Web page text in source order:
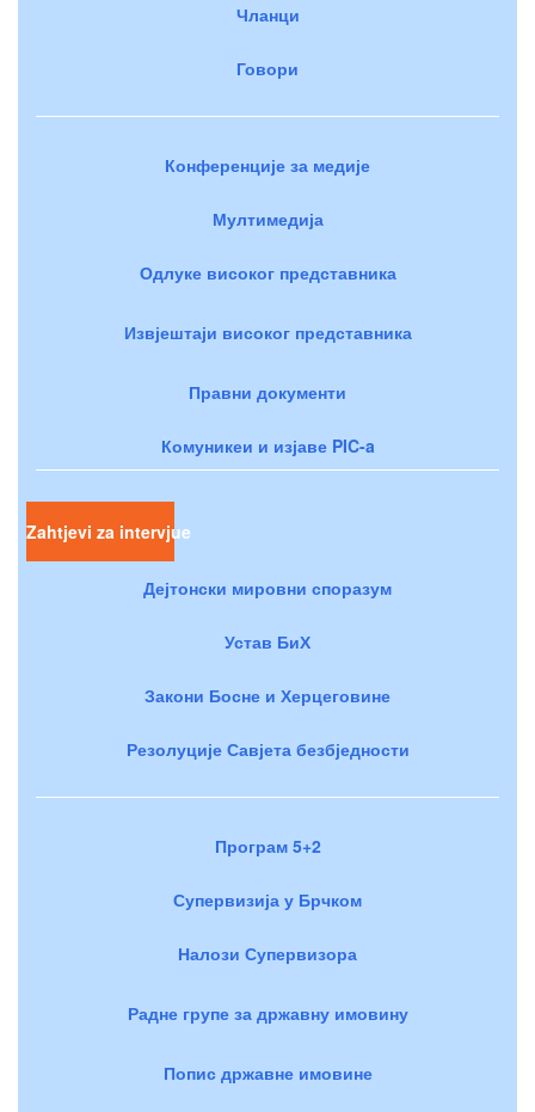
Чланци
Говори
Конференције за медије
Мултимедија
Одлуке високог представника
Извјештаји високог представника
Правни документи
Комуникеи и изјаве PIC-a
Zahtjevi za intervjue
Дејтонски мировни споразум
Устав БиХ
Закони Босне и Херцеговине
Резолуције Савјета безбједности
Програм 5+2
Супервизија у Брчком
Налози Супервизора
Радне групе за државну имовину
Попис државне имовине